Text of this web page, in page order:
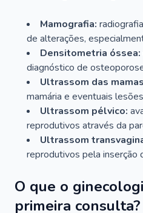
Mamografia:
de alterações,
Densitometria óssea:
diagnóstico de
Ultrassom das
mamária e eventuais
Ultrassom pélvico:
reprodutivos através da
Ultrassom
reprodutivos pela inserção
O que o
primeira consulta?